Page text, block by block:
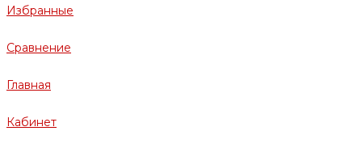
Избранные
Сравнение
Главная
Кабинет